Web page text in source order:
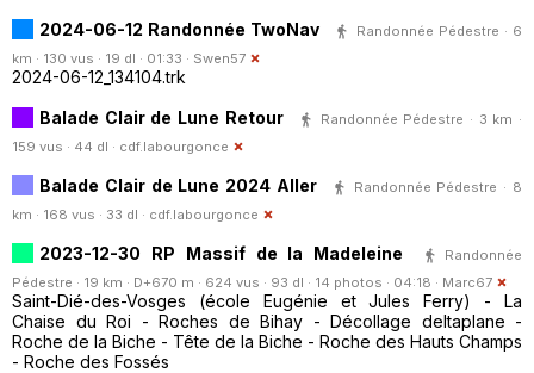
2024-06-12 Randonnée TwoNav
Randonnée Pédestre · 6
km · 130 vus · 19 dl · 01:33 · Swen57
2024-06-12_134104.trk
Balade Clair de Lune Retour
Randonnée Pédestre · 3 km ·
159 vus · 44 dl · cdf.labourgonce
Balade Clair de Lune 2024 Aller
Randonnée Pédestre · 8
km · 168 vus · 33 dl · cdf.labourgonce
2023-12-30 RP Massif de la Madeleine
Randonnée
Pédestre · 19 km · D+670 m · 624 vus · 93 dl · 14 photos · 04:18 · Marc67
Saint-Dié-des-Vosges (école Eugénie et Jules Ferry) - La
Chaise du Roi - Roches de Bihay - Décollage deltaplane -
Roche de la Biche - Tête de la Biche - Roche des Hauts Champs
- Roche des Fossés